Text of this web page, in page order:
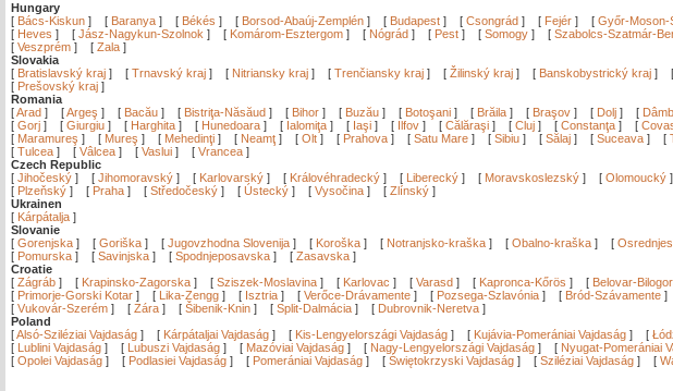
Hungary
[ Bács-Kiskun ] [ Baranya ] [ Békés ] [ Borsod-Abaúj-Zemplén ] [ Budapest ] [ Csongrád ] [ Fejér ] [ Győr-Moson-
[ Heves ] [ Jász-Nagykun-Szolnok ] [ Komárom-Esztergom ] [ Nógrád ] [ Pest ] [ Somogy ] [ Szabolcs-Szatmár-
[ Veszprém ] [ Zala ]
Slovakia
[ Bratislavský kraj ] [ Trnavský kraj ] [ Nitriansky kraj ] [ Trenčiansky kraj ] [ Žilinský kraj ] [ Banskobystrický kraj ] [
[ Prešovský kraj ]
Romania
[Arad ] [Argeş ] [ Bacău ] [ Bistriţa-Năsăud ] [ Bihor ] [ Buzău ] [ Botoşani ] [ Brăila ] [ Braşov ] [ Dolj ] [
[ Gorj ] [ Giurgiu ] [ Harghita ] [ Hunedoara ] [ Ialomiţa ] [ Iaşi ] [ Ilfov ] [ Călăraşi ] [ Cluj ] [ Constanţa ] [
[ Maramureş ] [ Mureş ] [ Mehedinţi ] [ Neamţ ] [ Olt ] [ Prahova ] [ Satu Mare ] [ Sibiu ] [ Sălaj ] [ Suceava ] [
[ Tulcea ] [ Vâlcea ] [ Vaslui ] [ Vrancea ]
Czech Republic
[ Jihočeský ] [ Jihomoravský ] [ Karlovarský ] [ Královéhradecký ] [ Liberecký ] [ Moravskoslezský ] [ Olomoucký
[ Plzeňský ] [ Praha ] [ Středočeský ] [ Ústecký ] [ Vysočina ] [ Zlínský ]
Ukrainen
[ Kárpátalja ]
Slovanie
[ Gorenjska ] [ Goriška ] [ Jugovzhodna Slovenija ] [ Koroška ] [ Notranjsko-kraška ] [ Obalno-kraška ] [
[ Pomurska ] [ Savinjska ] [ Spodnjeposavska ] [ Zasavska ]
Croatie
[ Zágráb ] [ Krapinsko-Zagorska ] [ Sziszek-Moslavina ] [ Karlovac ] [ Varasd ] [ Kapronca-Kőrös ] [ Belovar-
[ Primorje-Gorski Kotar ] [ Lika-Zengg ] [ Isztria ] [ Verőce-Drávamente ] [ Pozsega-Szlavónia ] [ Bród-Szávamente ]
[ Vukovár-Szerém ] [ Zára ] [ Šibenik-Knin ] [ Split-Dalmácia ] [ Dubrovnik-Neretva ]
Poland
[Alsó-Sziléziai Vajdaság ] [ Kárpátaljai Vajdaság ] [ Kis-Lengyelországi Vajdaság ] [ Kujávia-Pomerániai Vajdaság ] [
[ Lublini Vajdaság ] [ Lubuszi Vajdaság ] [ Mazóviai Vajdaság ] [ Nagy-Lengyelországi Vajdaság ] [ Nyugat-Pomerániai
[ Opolei Vajdaság ] [ Podlasiei Vajdaság ] [ Pomerániai Vajdaság ] [ Świętokrzyski Vajdaság ] [ Sziléziai Vajdaság ] [